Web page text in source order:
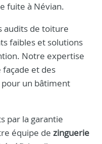
fuite à Névian.
audits de toiture
faibles et solutions
Notre expertise
et des
un bâtiment
par la garantie
équipe de zinguerie